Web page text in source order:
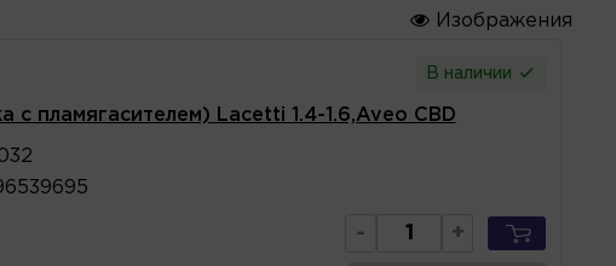
Изображения
В наличии
с пламягасителем) Lacetti 1.4-1.6,Aveo CBD
- +